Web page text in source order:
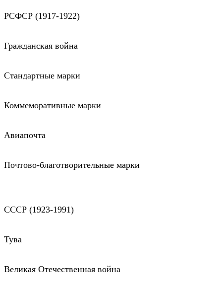
РСФСР (1917-1922)
Гражданская война
Стандартные марки
Коммеморативные марки
Авиапочта
Почтово-благотворительные марки
СССР (1923-1991)
Тува
Великая Отечественная война